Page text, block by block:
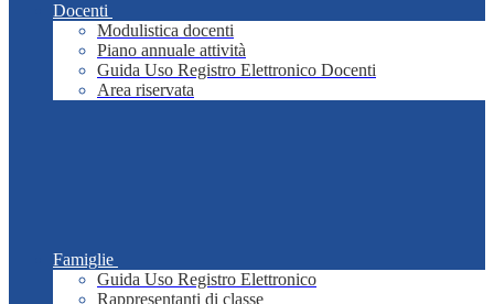
Docenti
Modulistica docenti
Piano annuale attività
Guida Uso Registro Elettronico Docenti
Area riservata
Famiglie
Guida Uso Registro Elettronico
Rappresentanti di classe